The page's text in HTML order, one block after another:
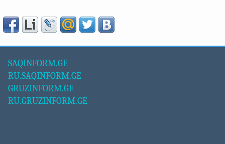
SAQINFORM.GE
RU.SAQINFORM.GE
GRUZINFORM.GE
RU.GRUZINFORM.GE